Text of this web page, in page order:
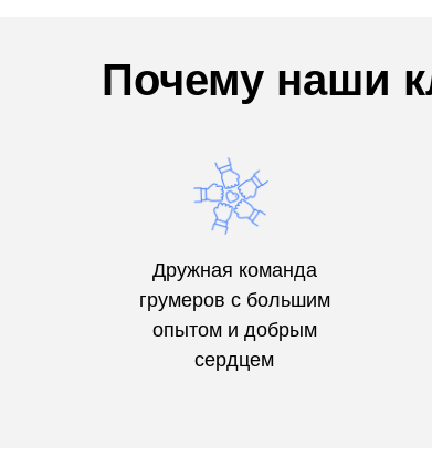
Почему наши
Дружная команда
грумеров с большим
опытом и добрым
сердцем